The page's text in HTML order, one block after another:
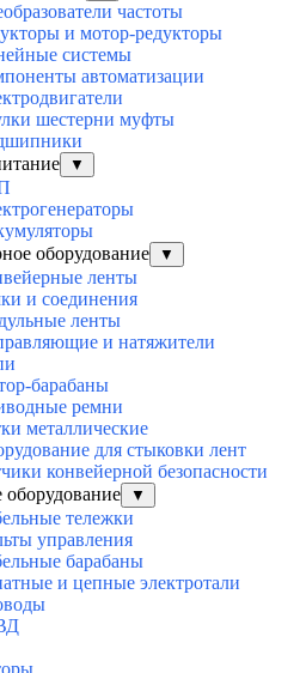
частоты
и мотор-редукторы
системы
автоматизации
шестерни муфты
▼
оборудование
▼
ленты
и соединения
ленты
и натяжители
барабаны
ремни
металлические
для стыковки лент
конвейерной безопасности
оборудование
▼
тележки
управления
барабаны
и цепные электротали